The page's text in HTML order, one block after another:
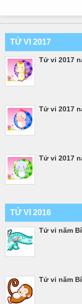
TỬ VI 2017
Tử vi 2017
Tử vi 2017
Tử vi 2017
TỬ VI 2016
Tử vi năm
Tử vi năm